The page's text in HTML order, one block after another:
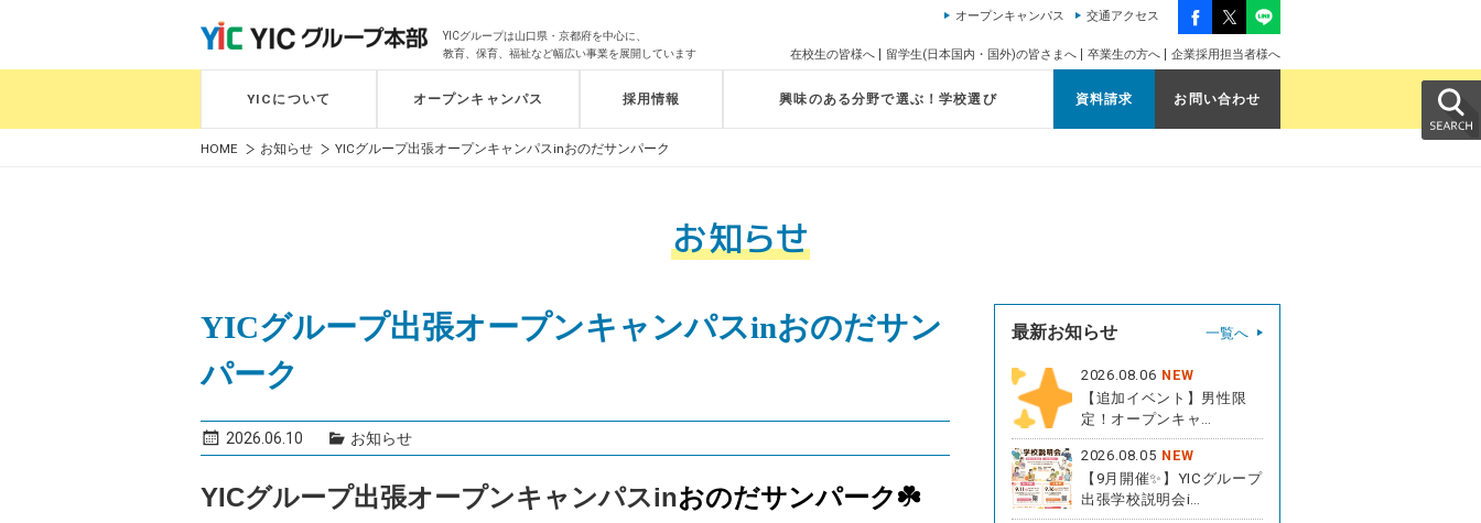
YICグループは山口県・京都府を中心に、
教育、保育、福祉など幅広い事業を展開しています
在校生の皆様へ 留学生(日本国内・国外)の皆さまへ 卒業生の方へ 企業採用担当者様へ
オープンキャンパス 交通アクセス
YICについて オープンキャンパス 採用情報 興味のある分野で選ぶ！学校選び 資料請求 お問い合わせ
HOME お知らせ YICグループ出張オープンキャンパスinおのだサンパーク
YICグループ出張オープンキャンパスinおのだサン
パーク
2026.06.10 お知らせ
YICグループ出張オープンキャンパスinおのだサンパーク☘️
最新お知らせ 一覧へ
2026.08.06 NEW
【追加イベント】男性限
定！オープンキャ…
2026.08.05 NEW
【9月開催✨】YICグループ
出張学校説明会i…